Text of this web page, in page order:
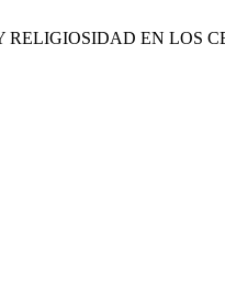
RELIGIOSIDAD EN LOS